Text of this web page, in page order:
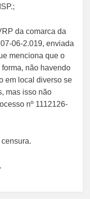
da comarca da
06-2.019, enviada
menciona que o
não havendo
em local diverso se
mas isso não
nº 1112126-